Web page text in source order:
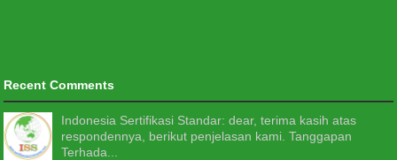
Recent Comments
Indonesia Sertifikasi Standar: dear, terima kasih atas
respondennya, berikut penjelasan kami. Tanggapan
Terhada...